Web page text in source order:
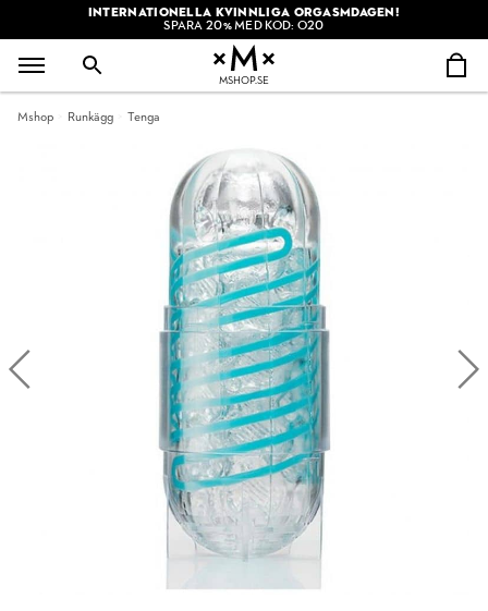
INTERNATIONELLA KVINNLIGA ORGASMDAGEN!
SPARA 20% MED KOD: O20
MSHOP.SE
Mshop Runkägg Tenga